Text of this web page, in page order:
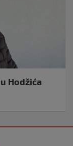
Hodžića